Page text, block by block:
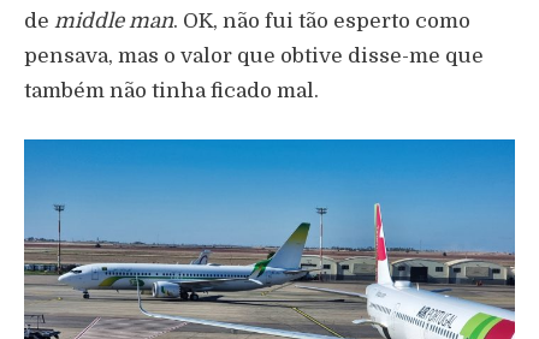
de middle man. OK, não fui tão esperto como
pensava, mas o valor que obtive disse-me que
também não tinha ficado mal.